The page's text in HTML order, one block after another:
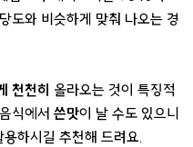
도와 비슷하게 맞춰 나오는 경
천천히 올라오는 것이 특징적
식에서 쓴맛이 날 수도 있으니
하시길 추천해 드려요.